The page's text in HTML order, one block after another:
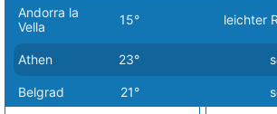
Andorra la
Vella
15° leichter
Athen 23°
Belgrad 21°